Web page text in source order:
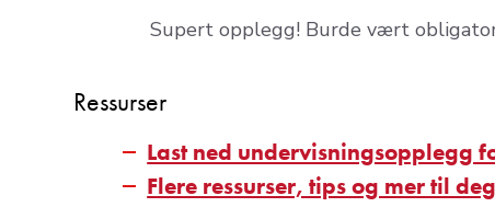
Supert opplegg! Burde vært
Ressurser
Last ned undervisningsopplegg
Flere ressurser, tips og mer til